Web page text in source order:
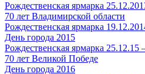
Рождественская ярмарка
70 лет Владимирской области
Рождественская ярмарка
День города 2015
Рождественская ярмарка
70 лет Великой Победе
День города 2016